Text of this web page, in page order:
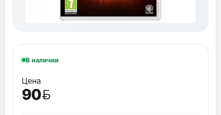
В наличии
Цена
90
BYN